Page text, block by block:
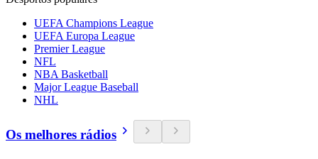
UEFA Champions League
UEFA Europa League
Premier League
NFL
NBA Basketball
Major League Baseball
NHL
Os melhores rádios